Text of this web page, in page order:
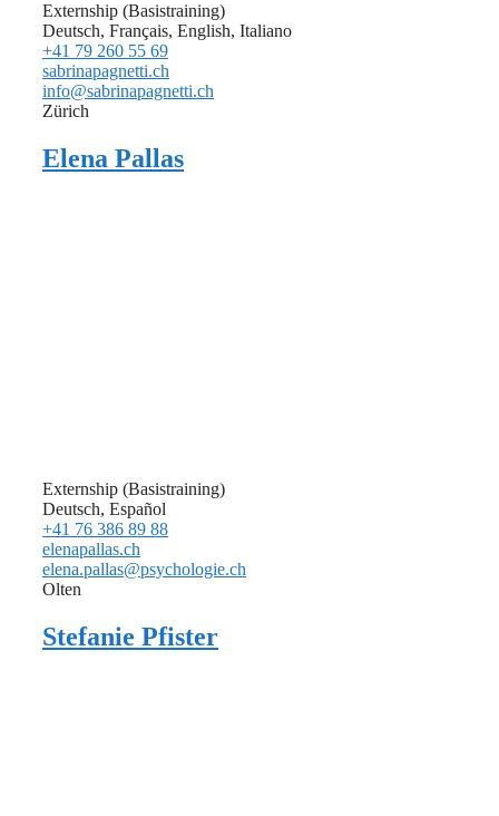
Externship (Basistraining)
Deutsch, Français, English, Italiano
+41 79 260 55 69
sabrinapagnetti.ch
info@sabrinapagnetti.ch
Zürich
Elena Pallas
Externship (Basistraining)
Deutsch, Español
+41 76 386 89 88
elenapallas.ch
elena.pallas@psychologie.ch
Olten
Stefanie Pfister